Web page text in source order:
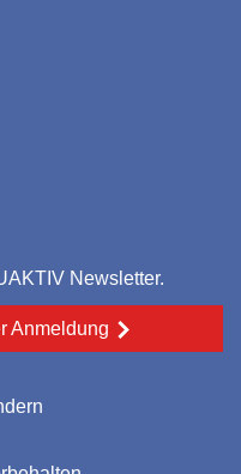
Newsletter.
Anmeldung